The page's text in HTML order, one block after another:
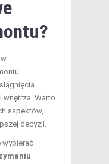
wnętrza. Warto
aspektów,
decyzji.
wybierać